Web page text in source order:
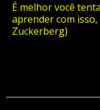
É melhor você
aprender com
Zuckerberg)